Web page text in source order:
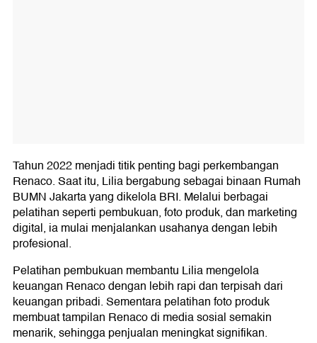
Tahun 2022 menjadi titik penting bagi perkembangan
Renaco. Saat itu, Lilia bergabung sebagai binaan Rumah
BUMN Jakarta yang dikelola BRI. Melalui berbagai
pelatihan seperti pembukuan, foto produk, dan marketing
digital, ia mulai menjalankan usahanya dengan lebih
profesional.
Pelatihan pembukuan membantu Lilia mengelola
keuangan Renaco dengan lebih rapi dan terpisah dari
keuangan pribadi. Sementara pelatihan foto produk
membuat tampilan Renaco di media sosial semakin
menarik, sehingga penjualan meningkat signifikan.